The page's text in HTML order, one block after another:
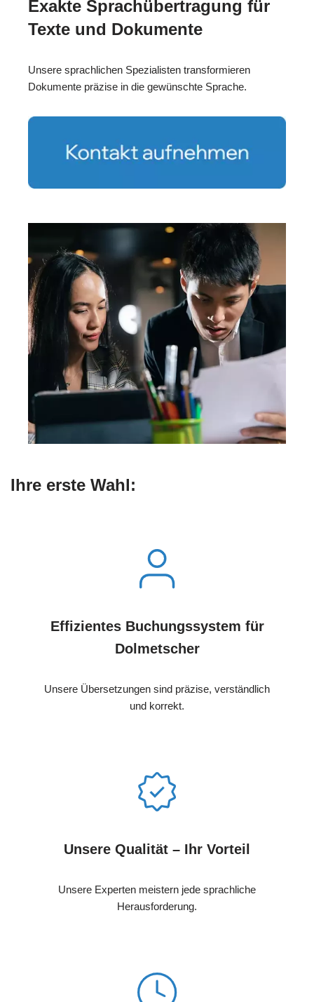
Exakte Sprachübertragung für
Texte und Dokumente
Unsere sprachlichen Spezialisten transformieren
Dokumente präzise in die gewünschte Sprache.
Ihre erste Wahl:
Effizientes Buchungssystem für
Dolmetscher
Unsere Übersetzungen sind präzise, verständlich
und korrekt.
Unsere Qualität – Ihr Vorteil
Unsere Experten meistern jede sprachliche
Herausforderung.